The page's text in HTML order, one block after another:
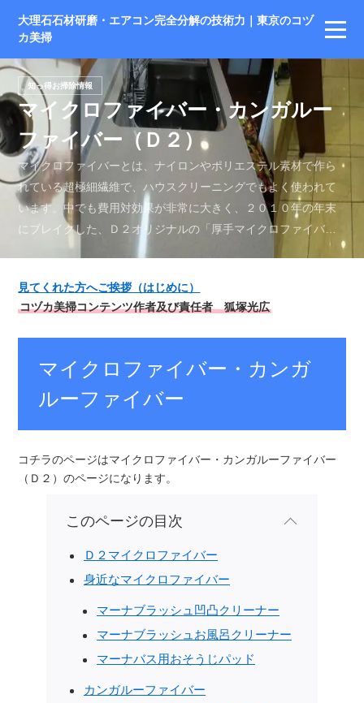
大理石石材研磨・エアコン完全分解の技術力｜東京のコヅ
カ美掃
マイクロファイバー・カンガルー
ファイバー（Ｄ２）
マイクロファイバーとは、ナイロンやポリエステル素材で作ら
れている超極細繊維で、ハウスクリーニングでもよく使われて
います。中でも費用対効果が非常に大きく、２０１０年の年末
にブレイクした、Ｄ２オリジナルの「厚手マイクロファイバー
ぞうきん」がとても優れています。
知っ得お掃除情報
見てくれた方へご挨拶（はじめに）
コヅカ美掃コンテンツ作者及び責任者 狐塚光広
マイクロファイバー・カンガ
ルーファイバー
コチラのページはマイクロファイバー・カンガルーファイバー
（Ｄ２）のページになります。
このページの目次
Ｄ２マイクロファイバー
身近なマイクロファイバー
マーナブラッシュ凹凸クリーナー
マーナブラッシュお風呂クリーナー
マーナバス用おそうじパッド
カンガルーファイバー